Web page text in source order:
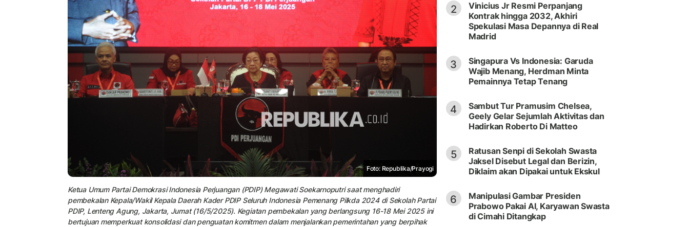
Foto: Republika/Prayogi
Ketua Umum Partai Demokrasi Indonesia Perjuangan (PDIP) Megawati Soekarnoputri saat menghadiri
pembekalan Kepala/Wakil Kepala Daerah Kader PDIP Seluruh Indonesia Pemenang Pilkda 2024 di Sekolah Partai
PDIP, Lenteng Agung, Jakarta, Jumat (16/5/2025). Kegiatan pembekalan yang berlangsung 16-18 Mei 2025 ini
bertujuan memperkuat konsolidasi dan penguatan komitmen dalam menjalankan pemerintahan yang berpihak
2
Vinicius Jr Resmi Perpanjang
Kontrak hingga 2032, Akhiri
Spekulasi Masa Depannya di Real
Madrid
3
Singapura Vs Indonesia: Garuda
Wajib Menang, Herdman Minta
Pemainnya Tetap Tenang
4
Sambut Tur Pramusim Chelsea,
Geely Gelar Sejumlah Aktivitas dan
Hadirkan Roberto Di Matteo
5
Ratusan Senpi di Sekolah Swasta
Jaksel Disebut Legal dan Berizin,
Diklaim akan Dipakai untuk Ekskul
6
Manipulasi Gambar Presiden
Prabowo Pakai AI, Karyawan Swasta
di Cimahi Ditangkap